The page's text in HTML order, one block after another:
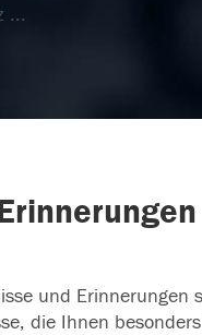
...
und Erinnerungen
die Ihnen